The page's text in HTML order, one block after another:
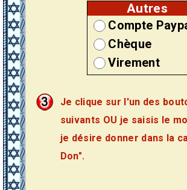
Autres
Compte
Chèque
Virement
Je clique sur l'un des
suivants OU je saisis le
je désire donner dans la
Don".